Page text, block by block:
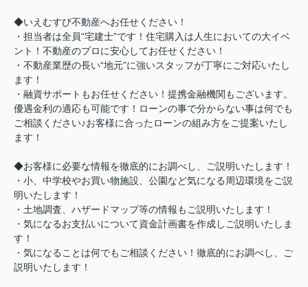
◆いえむすび不動産へお任せください！
・担当者は全員“宅建士”です！住宅購入は人生においての大イベ
ント！不動産のプロに安心してお任せください！
・不動産業歴の長い“地元”に強いスタッフが丁寧にご対応いたし
ます！
・融資サポートもお任せください！提携金融機関もございます。
優遇金利の適応も可能です！ローンの事で分からない事は何でも
ご相談ください♪お客様に合ったローンの組み方をご提案いたし
ます！
◆お客様に必要な情報を徹底的にお調べし、ご説明いたします！
・小、中学校やお買い物施設、公園など気になる周辺環境をご説
明いたします！
・土地調査、ハザードマップ等の情報もご説明いたします！
・気になるお支払いについて資金計画書を作成しご説明いたしま
す！
・気になることは何でもご相談ください！徹底的にお調べし、ご
説明いたします！